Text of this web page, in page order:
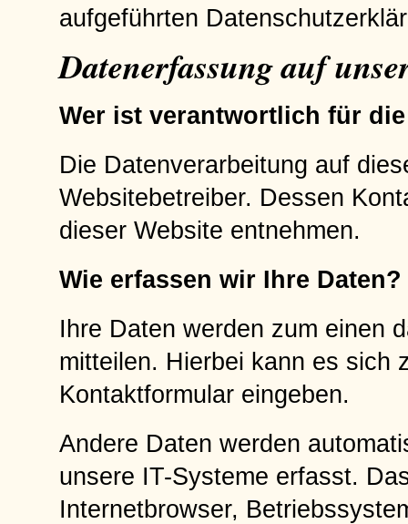
aufgeführten
Datenerfassung auf
Wer ist verantwortlich für
Die Datenverarbeitung auf
Websitebetreiber. Dessen
dieser Website entnehmen.
Wie erfassen wir Ihre Daten?
Ihre Daten werden zum einen
mitteilen. Hierbei kann es sich
Kontaktformular eingeben.
Andere Daten werden
unsere IT-Systeme erfasst.
Internetbrowser,